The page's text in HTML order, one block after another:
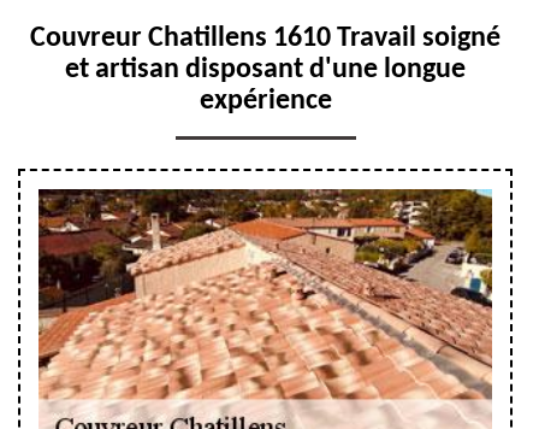
Couvreur Chatillens 1610 Travail soigné
et artisan disposant d'une longue
expérience